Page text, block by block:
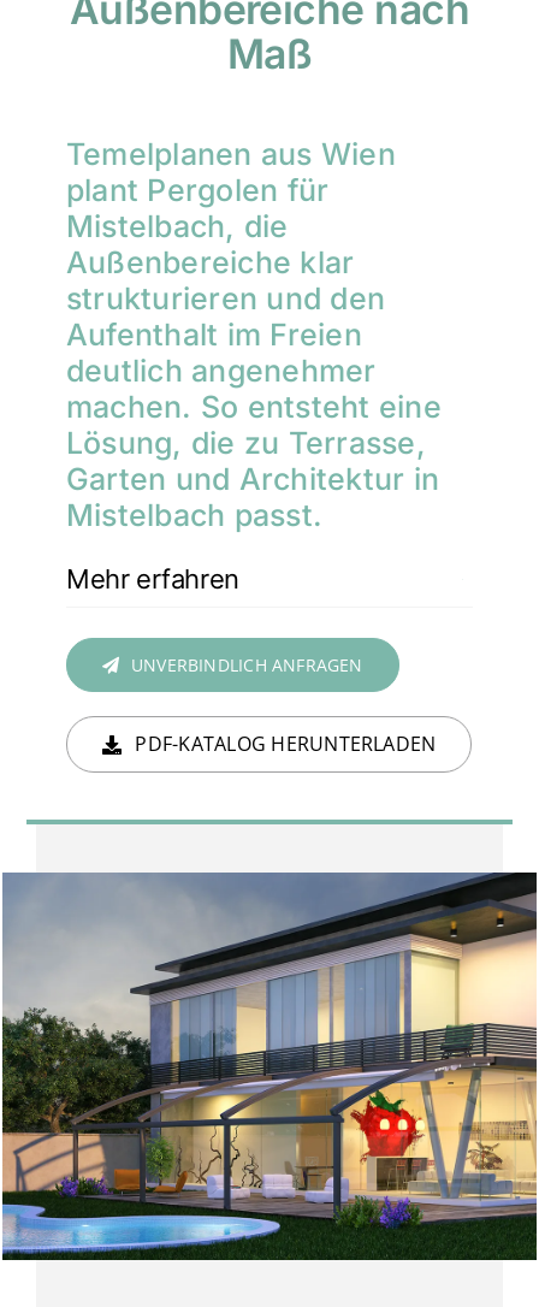
Maß
Temelplanen aus Wien
plant Pergolen für
Mistelbach, die
Außenbereiche klar
strukturieren und den
Aufenthalt im Freien
deutlich angenehmer
machen. So entsteht eine
Lösung, die zu Terrasse,
Garten und Architektur in
Mistelbach passt.
Mehr erfahren
UNVERBINDLICH ANFRAGEN
PDF-KATALOG HERUNTERLADEN